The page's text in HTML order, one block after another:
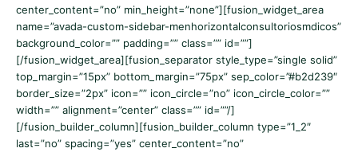
center_content=”no” min_height=”none”][fusion_widget_area
name=”avada-custom-sidebar-menhorizontalconsultoriosmdicos”
background_color=”” padding=”” class=”” id=””]
[/fusion_widget_area][fusion_separator style_type=”single solid”
top_margin=”15px” bottom_margin=”75px” sep_color=”#b2d239″
border_size=”2px” icon=”” icon_circle=”no” icon_circle_color=””
width=”” alignment=”center” class=”” id=””/]
[/fusion_builder_column][fusion_builder_column type=”1_2″
last=”no” spacing=”yes” center_content=”no”